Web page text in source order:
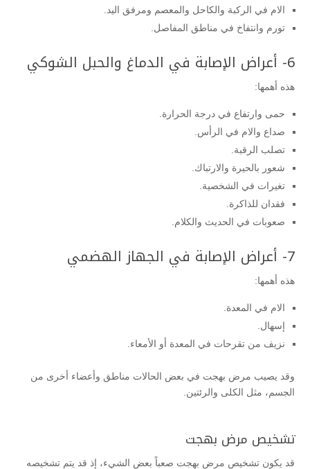
الام في الركبة والكاحل والمعصم ومرفق اليد.
تورم وانتفاخ في مناطق المفاصل.
6- أعراض الإصابة في الدماغ والحبل الشوكي
هذه أهمها:
حمى وارتفاع في درجة الحرارة.
صداع والام في الرأس.
تصلب الرقبة.
شعور بالحيرة والارتباك.
تغيرات في الشخصية.
فقدان للذاكرة.
صعوبات في الحديث والكلام.
7- أعراض الإصابة في الجهاز الهضمي
هذه أهمها:
الام في المعدة.
إسهال.
نزيف من تقرحات في المعدة أو الأمعاء.
وقد يصيب مرض بهجت في بعض الحالات مناطق وأعضاء أخرى من
الجسم، مثل الكلى والرئتين.
تشخيص مرض بهجت
قد يكون تشخيص مرض بهجت صعباً بعض الشيء، إذ قد يتم تشخيصه